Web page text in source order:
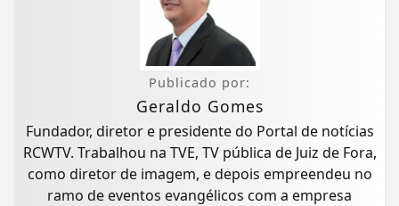
Publicado por:
Geraldo Gomes
Fundador, diretor e presidente do Portal de notícias
RCWTV. Trabalhou na TVE, TV pública de Juiz de Fora,
como diretor de imagem, e depois empreendeu no
ramo de eventos evangélicos com a empresa